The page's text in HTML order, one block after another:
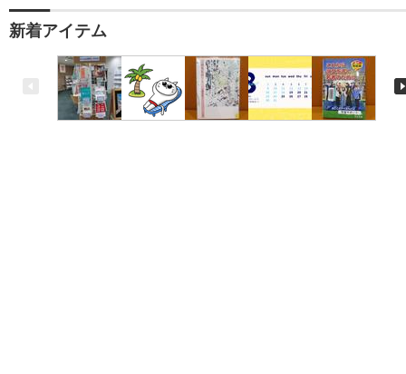
新着アイテム